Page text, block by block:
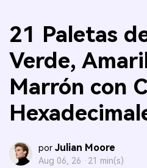
21 Paletas
Verde,
Marrón con
por Julian Moore
Aug 06, 26 · 21 min(s)